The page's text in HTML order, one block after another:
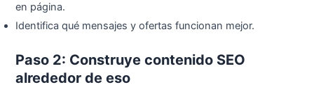
en página.
Identifica qué mensajes y ofertas funcionan mejor.
Paso 2: Construye contenido SEO
alrededor de eso